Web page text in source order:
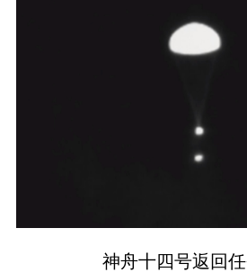
神舟十四号返回